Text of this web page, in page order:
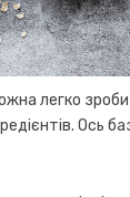
легко
Ось